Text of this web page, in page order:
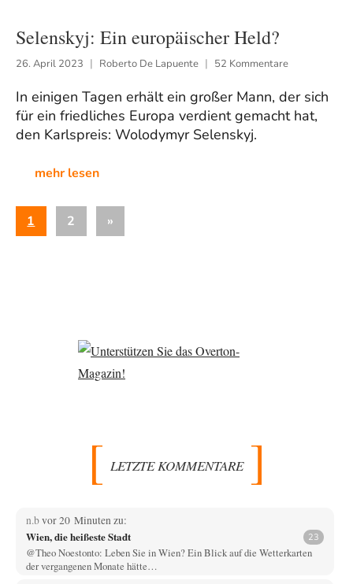
Selenskyj: Ein europäischer Held?
26. April 2023 Roberto De Lapuente 52 Kommentare
In einigen Tagen erhält ein großer Mann, der sich
für ein friedliches Europa verdient gemacht hat,
den Karlspreis: Wolodymyr Selenskyj.
mehr lesen
Seitennummerierung
der
1 2
Nächste
»
LETZTE KOMMENTARE
n.bvor 20 Minuten zu:
Wien, die heißeste Stadt 23
@Theo Noestonto: Leben Sie in Wien? Ein Blick auf die Wetterkarten
der vergangenen Monate hätte…